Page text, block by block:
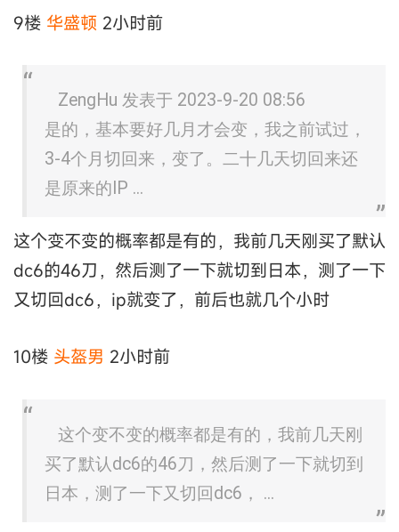
9楼 华盛顿 2小时前
ZengHu 发表于 2023-9-20 08:56
是的，基本要好几月才会变，我之前试过，
3-4个月切回来，变了。二十几天切回来还
是原来的IP ...
这个变不变的概率都是有的，我前几天刚买了默认
dc6的46刀，然后测了一下就切到日本，测了一下
又切回dc6，ip就变了，前后也就几个小时
10楼 头盔男 2小时前
这个变不变的概率都是有的，我前几天刚
买了默认dc6的46刀，然后测了一下就切到
日本，测了一下又切回dc6， ...